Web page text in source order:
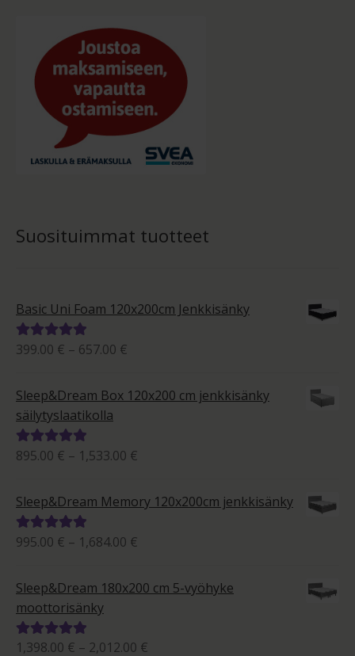
Suosituimmat tuotteet
Basic Uni Foam 120x200cm Jenkkisänky
Arvostelu
399.00 € – 657.00 €
-
Sleep&Dream Box 120x200 cm jenkkisänky
säilytyslaatikolla
Arvostelu
895.00 € – 1,533.00 €
1,533.00 €
Sleep&Dream Memory 120x200cm jenkkisänky
Arvostelu
995.00 € – 1,684.00 €
-
1,684.00 €
Sleep&Dream 180x200 cm 5-vyöhyke
moottorisänky
Arvostelu
1,398.00 € – 2,012.00 €